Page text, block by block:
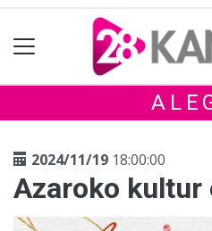
2024/11/19 18:00:00
Azaroko kultur